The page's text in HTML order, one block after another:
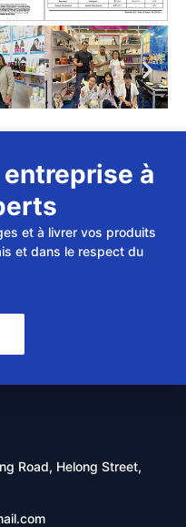
à
et à livrer vos produits
et dans le respect du
Road, Helong Street,